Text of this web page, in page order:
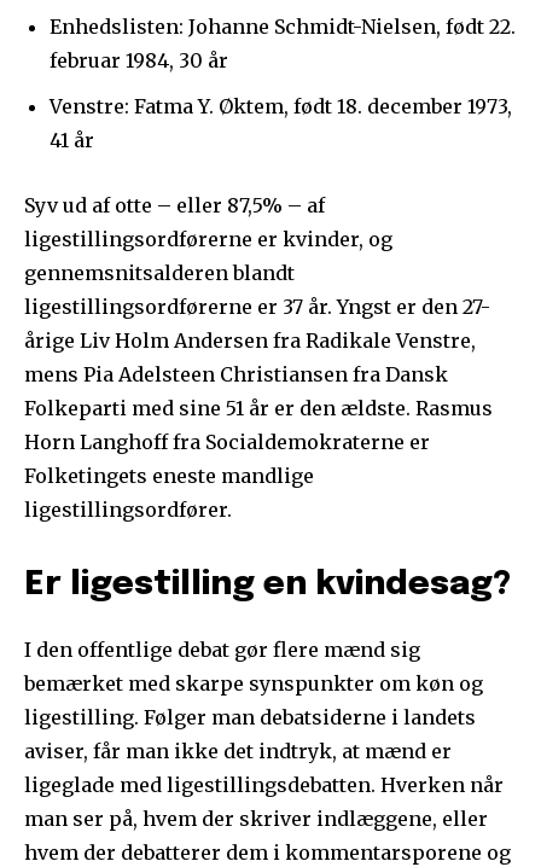
Enhedslisten: Johanne Schmidt-Nielsen, født 22.
februar 1984, 30 år
Venstre: Fatma Y. Øktem, født 18. december 1973,
41 år
Syv ud af otte – eller 87,5% – af
ligestillingsordførerne er kvinder, og
gennemsnitsalderen blandt
ligestillingsordførerne er 37 år. Yngst er den 27-
årige Liv Holm Andersen fra Radikale Venstre,
mens Pia Adelsteen Christiansen fra Dansk
Folkeparti med sine 51 år er den ældste. Rasmus
Horn Langhoff fra Socialdemokraterne er
Folketingets eneste mandlige
ligestillingsordfører.
Er ligestilling en kvindesag?
I den offentlige debat gør flere mænd sig
bemærket med skarpe synspunkter om køn og
ligestilling. Følger man debatsiderne i landets
aviser, får man ikke det indtryk, at mænd er
ligeglade med ligestillingsdebatten. Hverken når
man ser på, hvem der skriver indlæggene, eller
hvem der debatterer dem i kommentarsporene og